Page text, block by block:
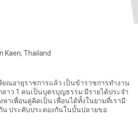
Kaen, Thailand
ยณอายุราชการแล้ว เป็นข้าราชการทำงาน
าว 1 คนเป็นบุตรบุญธรรม มีรายได้ประจำ
าเพื่อนคู่คิดเป็น เพื่อนได้ทั้งในยามที่เรามี
น ประคับประคองกันในบั้นปลายขอ